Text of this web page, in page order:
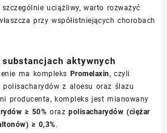
uciążliwy, warto rozważyć
przy współistniejących chorobach
aktywnych
ma kompleks Promelaxin , czyli
z aloesu oraz ślazu
producenta, kompleks jest mianowany
≥ 50% orazpolisacharydów (ciężar
≥ 0,3%.